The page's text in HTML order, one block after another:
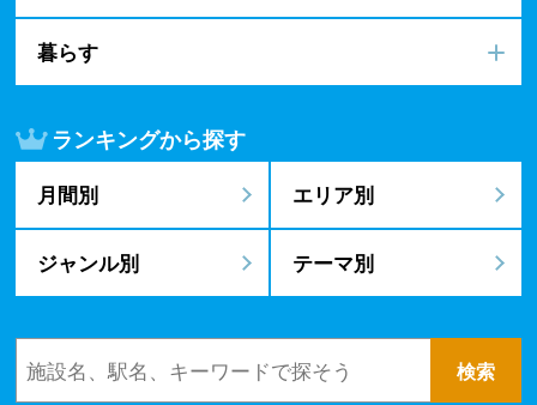
暮らす
ランキングから探す
月間別 エリア別
ジャンル別 テーマ別